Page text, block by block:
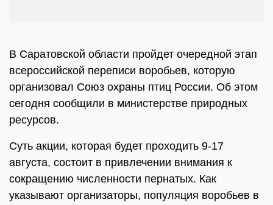
В Саратовской области пройдет очередной этап
всероссийской переписи воробьев, которую
организовал Союз охраны птиц России. Об этом
сегодня сообщили в министерстве природных
ресурсов.
Суть акции, которая будет проходить 9-17
августа, состоит в привлечении внимания к
сокращению численности пернатых. Как
указывают организаторы, популяция воробьев в